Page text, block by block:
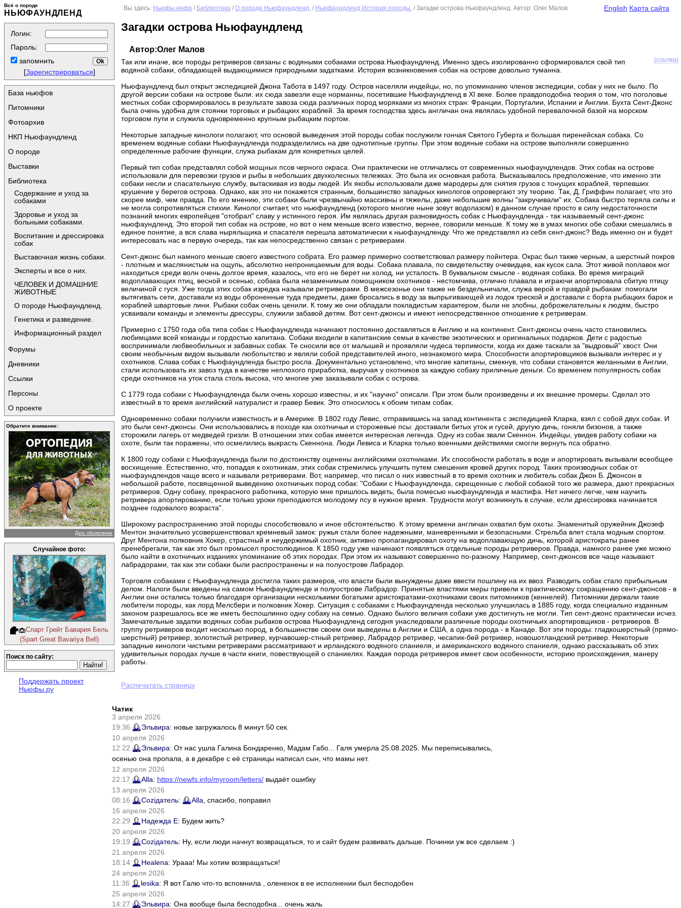
Всё о породе
НЬЮФАУНДЛЕНД
Логин:
Пароль:
запомнить
[Зарегистрироваться]
База ньюфов
Питомники
Фотоархив
НКП Ньюфаундленд
О породе
Выставки
Библиотека
Содержание и уход за
собаками
Здоровье и уход за
больными собаками.
Воспитание и дрессировка
собак
Выставочная жизнь собаки.
Эксперты и все о них.
ЧЕЛОВЕК И ДОМАШНИЕ
ЖИВОТНЫЕ
О породе Ньюфаундленд.
Генетика и разведение.
Информационный раздел
Форумы
Дневники
Ссылки
Персоны
О проекте
Обратите внимание:
Дать объявление
Случайное фото:
Спарт Грейт Бавария Бель
(Spart Great Bavariya Bell)
Поиск по сайту:
Поддержать проект
Ньюфы.ру
English Карта сайта
Вы здесь: Ньюфы.инфо / Библиотека /О породе Ньюфаундленд. / Ньюфаундленд История породы. / Загадки острова Ньюфаундленд. Автор: Олег Малов
Загадки острова Ньюфаундленд
(ссылка)
Автор:Олег Малов
Так или иначе, все породы ретриверов связаны с водяными собаками острова Ньюфаундленд. Именно здесь изолированно сформировался свой тип
водяной собаки, обладающей выдающимися природными задатками. История возникновения собак на острове довольно туманна.
Ньюфаундленд был открыт экспедицией Джона Табота в 1497 году. Остров населяли индейцы, но, по упоминанию членов экспедиции, собак у них не было. По
другой версии собаки на острове были: их сюда завезли еще норманны, посетившие Ньюфаундленд в XI веке. Более правдоподобна теория о том, что поголовье
местных собак сформировалось в результате завоза сюда различных пород моряками из многих стран: Франции, Португалии, Испании и Англии. Бухта Сент-Джонс
была очень удобна для стоянки торговых и рыбацких кораблей. За время господства здесь англичан она являлась удобной перевалочной базой на морском
торговом пути и служила одновременно крупным рыбацким портом.
Некоторые западные кинологи полагают, что основой выведения этой породы собак послужили гончая Святого Губерта и большая пиренейская собака. Со
временем водяные собаки Ньюфаундленда подразделились на две однотипные группы. При этом водяные собаки на острове выполняли совершенно
определенные рабочие функции, служа рыбакам для конкретных целей.
Первый тип собак представлял собой мощных псов черного окраса. Они практически не отличались от современных ньюфаундлендов. Этих собак на острове
использовали для перевозки грузов и рыбы в небольших двухколесных тележках. Это была их основная работа. Высказывалось предположение, что именно эти
собаки несли и спасательную службу, вытаскивая из воды людей. Их якобы использовали даже мародеры для снятия грузов с тонущих кораблей, терпевших
крушение у берегов острова. Однако, как это ни покажется странным, большинство западных кинологов опровергают эту теорию. Так, Д. Гриффин полагает, что это
скорее миф, чем правда. По его мнению, эти собаки были чрезвычайно массивны и тяжелы, даже небольшие волны "закручивали" их. Собака быстро теряла силы и
не могла сопротивляться стихии. Кинолог считает, что ньюфаундленд (которого многие ныне зовут водолазом) в данном случае просто в силу недостаточности
познаний многих европейцев "отобрал" славу у истинного героя. Им являлась другая разновидность собак с Ньюфаундленда - так называемый сент-джонс
ньюфаундленд. Это второй тип собак на острове, но вот о нем меньше всего известно, вернее, говорили меньше. К тому же в умах многих обе собаки смешались в
единое понятие, а вся слава ныряльщика и спасателя перешла автоматически к ньюфаундленду. Что же представлял из себя сент-джонс? Ведь именно он и будет
интересовать нас в первую очередь, так как непосредственно связан с ретриверами.
Сент-джонс был намного меньше своего известного собрата. Его размер примерно соответствовал размеру пойнтера. Окрас был также черным, а шерстный покров
- плотным и маслянистым на ощупь, абсолютно непроницаемым для воды. Собака плавала, по свидетельству очевидцев, как кусок сала. Этот живой поплавок мог
находиться среди волн очень долгое время, казалось, что его не берет ни холод, ни усталость. В буквальном смысле - водяная собака. Во время миграций
водоплавающих птиц, весной и осенью, собака была незаменимым помощником охотников - нестомчива, отлично плавала и играючи апортировала сбитую птицу
величиной с гуся. Уже тогда этих собак изредка называли ретриверами. В межсезонье они также не бездельничали, служа верой и правдой рыбакам: помогали
вытягивать сети, доставали из воды оброненные туда предметы, даже бросались в воду за выпрыгивающей из лодок треской и доставали с борта рыбацких барок и
кораблей швартовые лини. Рыбаки собак очень ценили. К тому же они обладали покладистым характером, были не злобны, доброжелательны к людям, быстро
усваивали команды и элементы дрессуры, служили забавой детям. Вот сент-джонсы и имеют непосредственное отношение к ретриверам.
Примерно с 1750 года оба типа собак с Ньюфаундленда начинают постоянно доставляться в Англию и на континент. Сент-джонсы очень часто становились
любимцами всей команды и гордостью капитана. Собаки входили в капитанские семьи в качестве экзотических и оригинальных подарков. Дети с радостью
воспринимали любвеобильных и забавных собак. Те сносили все от малышей и проявляли чудеса терпимости, когда их даже таскали за "выдровый" хвост. Они
своим необычным видом вызывали любопытство и являли собой представителей иного, незнакомого мира. Способности апортировщиков вызывали интерес и у
охотников. Слава собак с Ньюфаундленда быстро росла. Документально установлено, что многие капитаны, смекнув, что собаки становятся желанными в Англии,
стали использовать их завоз туда в качестве неплохого приработка, выручая у охотников за каждую собаку приличные деньги. Со временем популярность собак
среди охотников на уток стала столь высока, что многие уже заказывали собак с острова.
С 1779 года собаки с Ньюфаундленда были очень хорошо известны, и их "научно" описали. При этом были произведены и их внешние промеры. Сделал это
известный в то время английский натуралист и гравер Бевик. Это относилось к обоим типам собак.
Одновременно собаки получили известность и в Америке. В 1802 году Левис, отправившись на запад континента с экспедицией Кларка, взял с собой двух собак. И
это были сент-джонсы. Они использовались в походе как охотничьи и сторожевые псы: доставали битых уток и гусей, другую дичь, гоняли бизонов, а также
сторожили лагерь от медведей гризли. В отношении этих собак имеется интересная легенда. Одну из собак звали Скеннон. Индейцы, увидев работу собаки на
охоте, были так поражены, что осмелились выкрасть Скеннона. Люди Левиса и Кларка только военными действиями смогли вернуть пса обратно.
К 1800 году собаки с Ньюфаундленда были по достоинству оценены английскими охотниками. Их способности работать в воде и апортировать вызывали всеобщее
восхищение. Естественно, что, попадая к охотникам, этих собак стремились улучшить путем смешения кровей других пород. Таких производных собак от
ньюфаундлендов чаще всего и называли ретриверами. Вот, например, что писал о них известный в то время охотник и любитель собак Джон Б. Джонсон в
небольшой работе, посвященной выведению охотничьих пород собак: "Собаки с Ньюфаундленда, скрещенные с любой собакой того же размера, дают прекрасных
ретриверов. Одну собаку, прекрасного работника, которую мне пришлось видеть, была помесью ньюфаундленда и мастифа. Нет ничего легче, чем научить
ретривера апортированию, если только уроки преподаются молодому псу в нужное время. Трудности могут возникнуть в случае, если дрессировка начинается
позднее годовалого возраста".
Широкому распространению этой породы способствовало и иное обстоятельство. К этому времени англичан охватил бум охоты. Знаменитый оружейник Джозеф
Ментон значительно усовершенствовал кремневый замок: ружья стали более надежными, маневренными и безопасными. Стрельба влет стала модным спортом.
Друг Ментона полковник Хокер, страстный и неудержимый охотник, активно пропагандировал охоту на водоплавающую дичь, которой аристократы ранее
пренебрегали, так как это был промысел простолюдинов. К 1850 году уже начинают появляться отдельные породы ретриверов. Правда, намного ранее уже можно
было найти в охотничьих изданиях упоминание об этих породах. При этом их называют совершенно по-разному. Например, сент-джонсов все чаще называют
лабрадорами, так как эти собаки были распространены и на полуострове Лабрадор.
Торговля собаками с Ньюфаундленда достигла таких размеров, что власти были вынуждены даже ввести пошлину на их ввоз. Разводить собак стало прибыльным
делом. Налоги были введены на самом Ньюфаундленде и полуострове Лабрадор. Принятые властями меры привели к практическому сокращению сент-джонсов - в
Англии они остались только благодаря организации несколькими богатыми аристократами-охотниками своих питомников (кеннелей). Питомники держали такие
любители породы, как лорд Мелсбери и полковник Хокер. Ситуация с собаками с Ньюфаундленда несколько улучшилась в 1885 году, когда специально изданным
законом разрешалось все же иметь беспошлинно одну собаку на семью. Однако былого величия собаки уже достигнуть не могли. Тип сент-джонс практически исчез.
Замечательные задатки водяных собак рыбаков острова Ньюфаундленд сегодня унаследовали различные породы охотничьих апортировщиков - ретриверов. В
группу ретриверов входит несколько пород, в большинстве своем они выведены в Англии и США, а одна порода - в Канаде. Вот эти породы: гладкошерстный (прямо-
шерстный) ретривер, золотистый ретривер, курчавошер-стный ретривер, Лабрадор ретривер, чесапик-бей ретривер, новошотландский ретривер. Некоторые
западные кинологи чистыми ретриверами рассматривают и ирландского водяного спаниеля, и американского водяного спаниеля, однако рассказывать об этих
удивительных породах лучше в части книги, повествующей о спаниелях. Каждая порода ретриверов имеет свои особенности, историю происхождения, манеру
работы.
Распечатать страницу
Чатик
3 апреля 2026
19:36
Эльвира: новье загружалось 8 минут 50 сек.
10 апреля 2026
12:22
Эльвира: От нас ушла Галина Бондаренко, Мадам Габо... Галя умерла 25.08.2025. Мы переписывались,
осенью она пропала, а в декабре с её страницы написал сын, что мамы нет.
12 апреля 2026
22:17
Alla: https://newfs.info/myroom/letters/ выдаёт ошибку
13 апреля 2026
08:16
Соziдатель: Alla , спасибо, поправил
16 апреля 2026
22:29
Надежда Е: Будем жить?
20 апреля 2026
19:19
Соziдатель: Ну, если люди начнут возвращаться, то и сайт будем развивать дальше. Починки уж все сделаем :)
21 апреля 2026
18:14
Healena: Урааа! Мы хотим возвращаться!
24 апреля 2026
11:36
lesika: Я вот Галю что-то вспомнила , олененок в ее исполнении был бесподобен
25 апреля 2026
14:27
Эльвира: Она вообще была бесподобна... очень жаль